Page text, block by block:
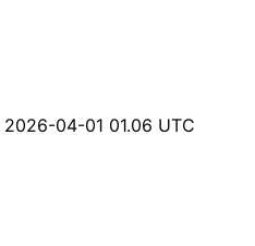
2026-04-01 01.06 UTC